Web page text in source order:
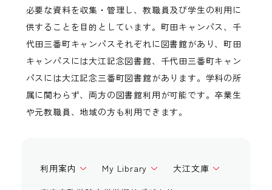
必要な資料を収集・管理し、教職員及び学生の利用に
供することを目的としています。町田キャンパス、千
代田三番町キャンパスそれぞれに図書館があり、町田
キャンパスには大江記念図書館、千代田三番町キャン
パスには大江記念三番町図書館があります。学科の所
属に関わらず、両方の図書館利用が可能です。卒業生
や元教職員、地域の方も利用できます。
利用案内 My Library
大江文庫